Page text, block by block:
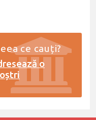
ce cauți?
o